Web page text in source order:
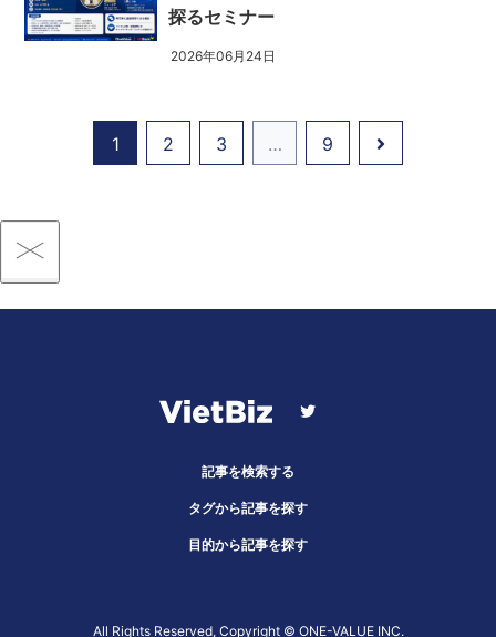
探るセミナー
2026年06月24日
1 2 3 … 9
記事を検索する
タグから記事を探す
目的から記事を探す
All Rights Reserved, Copyright ©︎ ONE-VALUE INC.